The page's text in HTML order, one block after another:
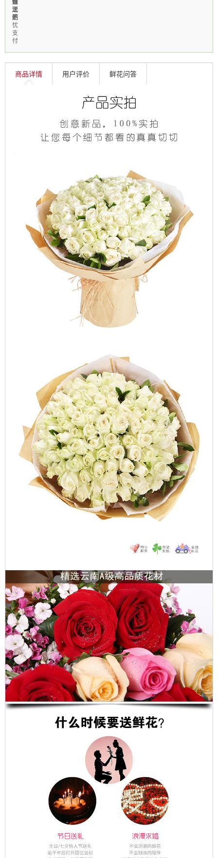
费
送
速
送
达
鲜
上
门
性
定
制
线
上
无
忧
支
付
商品详情 用户评价 鲜花问答